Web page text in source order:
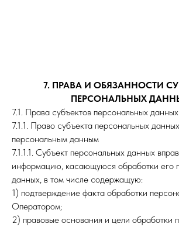
7. ПРАВА И ОБЯЗАННОСТИ
ПЕРСОНАЛЬНЫХ
7.1. Права субъектов персональных данных
7.1.1. Право субъекта персональных
персональным данным
7.1.1.1. Субъект персональных данных
информацию, касающуюся обработки его
данных, в том числе содержащую:
1) подтверждение факта обработки
Оператором;
2) правовые основания и цели обработки